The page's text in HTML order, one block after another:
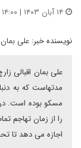
نویسنده خبر: علی بمان
علی بمان اقبالی
مدتهاست که به
مسکو بوده است. در
را از زمان تهاجم
اجازه می دهد تا